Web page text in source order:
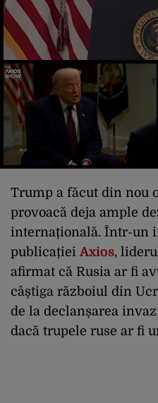
Trump a făcut din nou
provoacă deja ample
internațională. Într-un
publicațieiAxios,
afirmat că Rusia ar fi
câștiga războiul din
de la declanșarea
dacă trupele ruse ar fi